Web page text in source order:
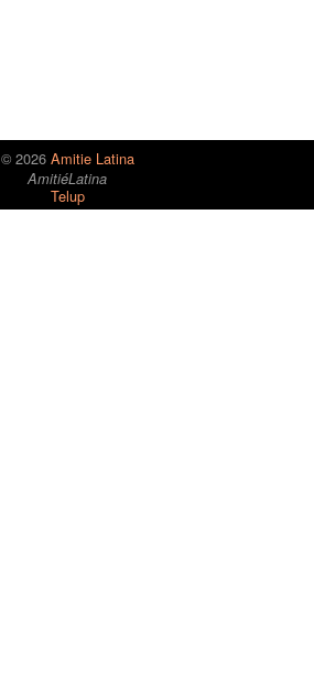
© 2026Amitie Latina
AmitiéLatina
Telup